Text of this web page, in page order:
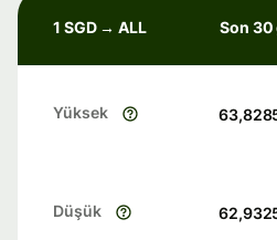
1 SGD → ALL Son 30
Yüksek
Düşük